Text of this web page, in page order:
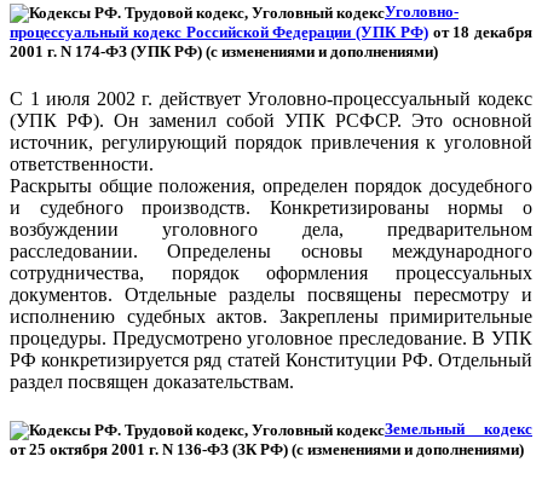
Уголовно-
процессуальный кодекс Российской Федерации (УПК РФ)от 18 декабря
2001 г. N 174-ФЗ (УПК РФ) (с изменениями и дополнениями)
С 1 июля 2002 г. действует Уголовно-процессуальный кодекс
(УПК РФ). Он заменил собой УПК РСФСР. Это основной
источник, регулирующий порядок привлечения к уголовной
ответственности.
Раскрыты общие положения, определен порядок досудебного
и судебного производств. Конкретизированы нормы о
возбуждении уголовного дела, предварительном
расследовании. Определены основы международного
сотрудничества, порядок оформления процессуальных
документов. Отдельные разделы посвящены пересмотру и
исполнению судебных актов. Закреплены примирительные
процедуры. Предусмотрено уголовное преследование. В УПК
РФ конкретизируется ряд статей Конституции РФ. Отдельный
раздел посвящен доказательствам.
Земельный кодекс
от 25 октября 2001 г. N 136-ФЗ (ЗК РФ) (с изменениями и дополнениями)